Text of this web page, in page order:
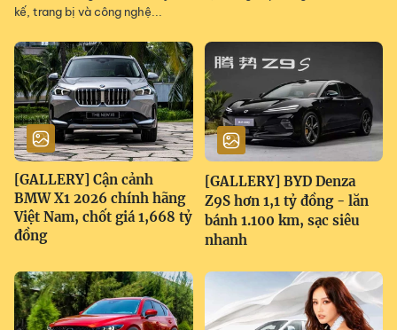
kế, trang bị và công nghệ...
[GALLERY] Cận cảnh
BMW X1 2026 chính hãng
Việt Nam, chốt giá 1,668 tỷ
đồng
[GALLERY] BYD Denza
Z9S hơn 1,1 tỷ đồng - lăn
bánh 1.100 km, sạc siêu
nhanh